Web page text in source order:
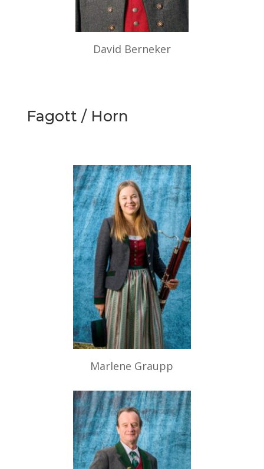
David Berneker
Fagott / Horn
Marlene Graupp